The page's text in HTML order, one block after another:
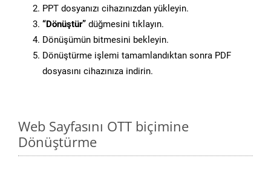
PPT dosyanızı cihazınızdan yükleyin.
“Dönüştür” düğmesini tıklayın.
Dönüşümün bitmesini bekleyin.
Dönüştürme işlemi tamamlandıktan sonra PDF
dosyasını cihazınıza indirin.
Web Sayfasını OTT biçimine
Dönüştürme